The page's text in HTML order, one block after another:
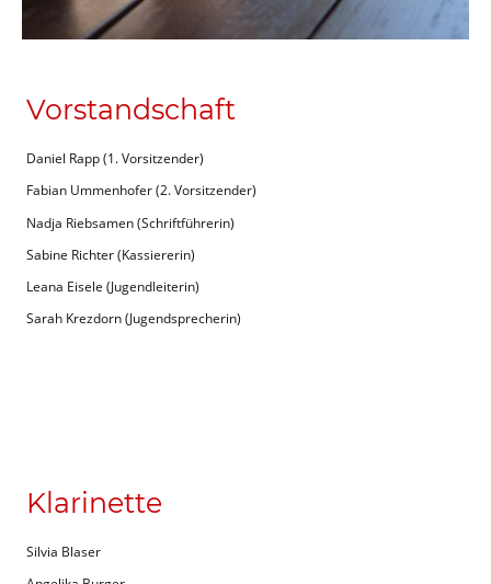
Vorstandschaft
Daniel Rapp (1. Vorsitzender)
Fabian Ummenhofer (2. Vorsitzender)
Nadja Riebsamen (Schriftführerin)
Sabine Richter (Kassiererin)
Leana Eisele (Jugendleiterin)
Sarah Krezdorn (Jugendsprecherin)
Klarinette
Silvia Blaser